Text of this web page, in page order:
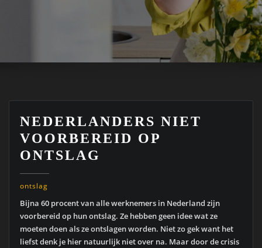
NEDERLANDERS NIET
VOORBEREID OP
ONTSLAG
ontslag
Bijna 60 procent van alle werknemers in Nederland zijn
voorbereid op hun ontslag. Ze hebben geen idee wat ze
moeten doen als ze ontslagen worden. Niet zo gek want het
liefst denk je hier natuurlijk niet over na. Maar door de crisis